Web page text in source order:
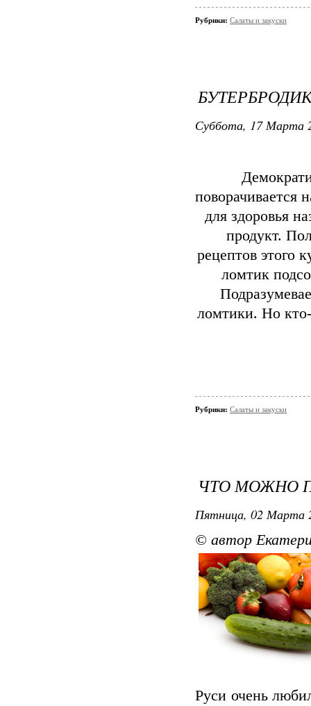
Рубрики: Салаты и закуски
Суббота, 17 Марта
поворачивается
для здоровья
продукт.
рецептов этого
ломтик
ломтики. Но
Рубрики: Салаты и закуски
ЧТО МОЖНО
Пятница, 02 Марта
© автор
Руси очень